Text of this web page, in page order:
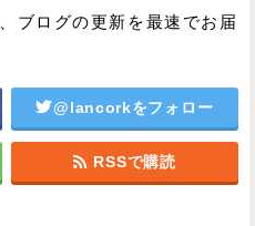
ブログの更新を最速でお届
@lancorkをフォロー
RSSで購読